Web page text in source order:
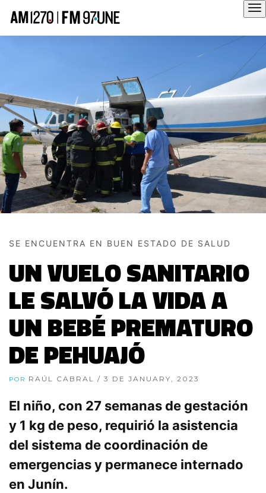
SE ENCUENTRA EN BUEN ESTADO DE SALUD
UN VUELO SANITARIO
LE SALVÓ LA VIDA A
UN BEBÉ PREMATURO
DE PEHUAJÓ
POR RAÚL CABRAL / 3 DE JANUARY, 2023
El niño, con 27 semanas de gestación
y 1 kg de peso, requirió la asistencia
del sistema de coordinación de
emergencias y permanece internado
en Junín.